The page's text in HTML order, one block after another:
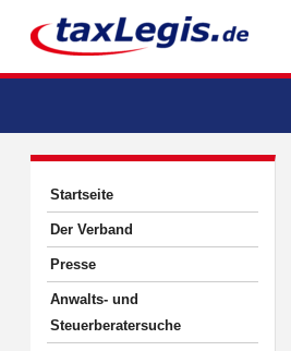
Startseite
Der Verband
Presse
Anwalts- und
Steuerberatersuche